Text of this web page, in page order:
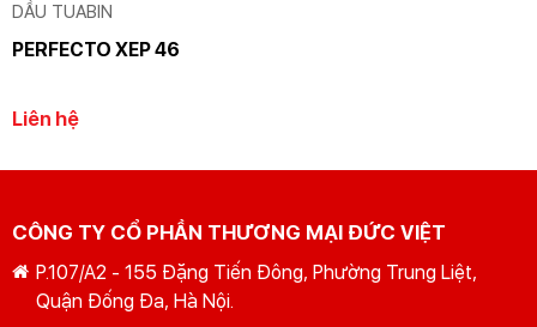
DẦU TUABIN
PERFECTO XEP 46
Liên hệ
CÔNG TY CỔ PHẦN THƯƠNG MẠI ĐỨC VIỆT
P.107/A2 - 155 Đặng Tiến Đông, Phường Trung Liệt,
Quận Đống Đa, Hà Nội.